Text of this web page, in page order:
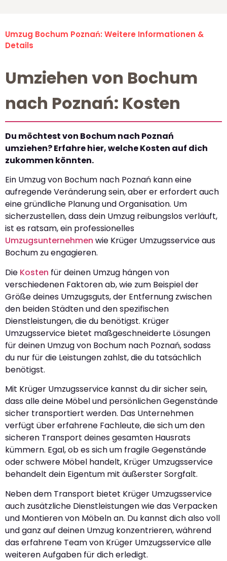
Umzug Bochum Poznań: Weitere Informationen &
Details
Umziehen von Bochum
nach Poznań: Kosten
Du möchtest von Bochum nach Poznań
umziehen? Erfahre hier, welche Kosten auf dich
zukommen könnten.
Ein Umzug von Bochum nach Poznań kann eine
aufregende Veränderung sein, aber er erfordert auch
eine gründliche Planung und Organisation. Um
sicherzustellen, dass dein Umzug reibungslos verläuft,
ist es ratsam, ein professionelles
Umzugsunternehmen wie Krüger Umzugsservice aus
Bochum zu engagieren.
Die Kosten für deinen Umzug hängen von
verschiedenen Faktoren ab, wie zum Beispiel der
Größe deines Umzugsguts, der Entfernung zwischen
den beiden Städten und den spezifischen
Dienstleistungen, die du benötigst. Krüger
Umzugsservice bietet maßgeschneiderte Lösungen
für deinen Umzug von Bochum nach Poznań, sodass
du nur für die Leistungen zahlst, die du tatsächlich
benötigst.
Mit Krüger Umzugsservice kannst du dir sicher sein,
dass alle deine Möbel und persönlichen Gegenstände
sicher transportiert werden. Das Unternehmen
verfügt über erfahrene Fachleute, die sich um den
sicheren Transport deines gesamten Hausrats
kümmern. Egal, ob es sich um fragile Gegenstände
oder schwere Möbel handelt, Krüger Umzugsservice
behandelt dein Eigentum mit äußerster Sorgfalt.
Neben dem Transport bietet Krüger Umzugsservice
auch zusätzliche Dienstleistungen wie das Verpacken
und Montieren von Möbeln an. Du kannst dich also voll
und ganz auf deinen Umzug konzentrieren, während
das erfahrene Team von Krüger Umzugsservice alle
weiteren Aufgaben für dich erledigt.